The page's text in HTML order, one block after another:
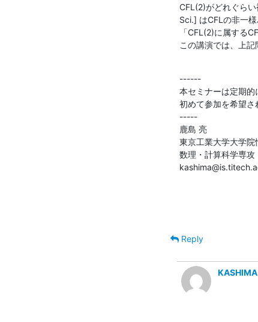
CFL(2)がどれぐら
Sci.] はCFLの非一
「CFL(2)に属する
この講演では、上
------
本セミナーは定期的
初めて参加を希望さ
-----
鹿島 亮
東京工業大学大学
数理・計算科学専攻
Reply